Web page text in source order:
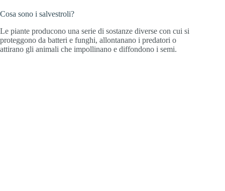
Cosa sono i salvestroli?
Le piante producono una serie di sostanze diverse con cui si
proteggono da batteri e funghi, allontanano i predatori o
attirano gli animali che impollinano e diffondono i semi.